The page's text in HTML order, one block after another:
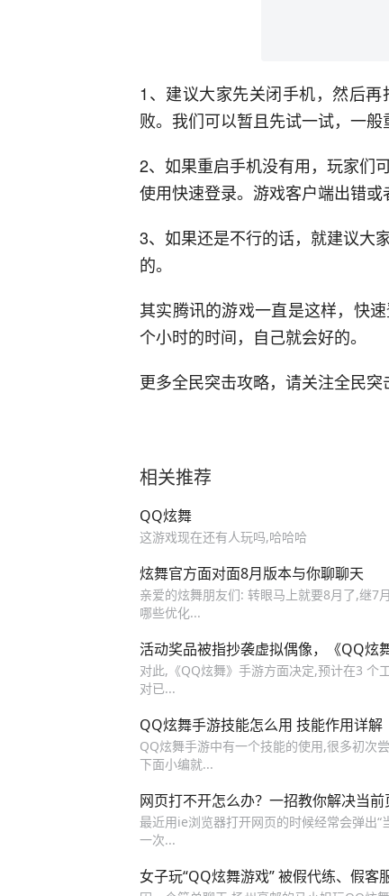
1、建议大家先关闭手机，然后
败。我们可以暂且先试一试，一般
2、如果重启手机没有用，玩家们
使用快速登录。游戏客户端出错或
3、如果还是不行的话，就建议大
的。
其实腾讯的游戏一直是这样，快
个小时的时间，自己就会好的。
更多全民突击攻略，请关注全民突
相关推荐
QQ炫舞
这游戏现在还有人玩吗,哈哈哈
炫舞官方面对面8月版本与你聊聊天
亲爱的炫舞朋友们: 转眼马上就要8月了,继7
哪些优化...
活动奖品被指抄袭虚拟偶像，《QQ炫
对此,《QQ炫舞》手游方面决定,预计在3 个
对已...
QQ炫舞手游技能怎么用 技能作用详解
QQ炫舞手游中有一个技能的使用,很多初次
下面小编就...
网页打不开怎么办？一招教你解决当前
最近用ie浏览器打开网页的时候经常会弹出
一次...
女子玩“QQ炫舞游戏” 被假代练、假客